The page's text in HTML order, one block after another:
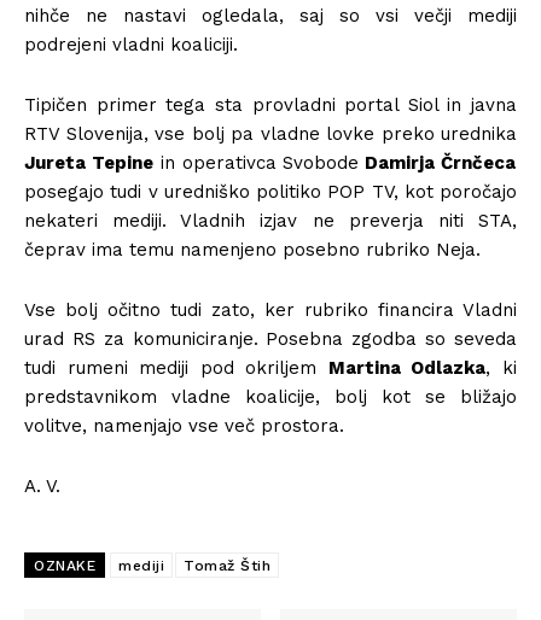
nihče ne nastavi ogledala, saj so vsi večji mediji
podrejeni vladni koaliciji.
Tipičen primer tega sta provladni portal Siol in javna
RTV Slovenija, vse bolj pa vladne lovke preko urednika
Jureta Tepinein operativca Svobode Damirja Črnčeca
posegajo tudi v uredniško politiko POP TV, kot poročajo
nekateri mediji. Vladnih izjav ne preverja niti STA,
čeprav ima temu namenjeno posebno rubriko Neja.
Vse bolj očitno tudi zato, ker rubriko financira Vladni
urad RS za komuniciranje. Posebna zgodba so seveda
tudi rumeni mediji pod okriljem Martina Odlazka, ki
predstavnikom vladne koalicije, bolj kot se bližajo
volitve, namenjajo vse več prostora.
A. V.
OZNAKE mediji Tomaž Štih